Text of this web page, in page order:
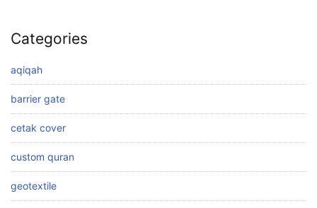
Categories
aqiqah
barrier gate
cetak cover
custom quran
geotextile